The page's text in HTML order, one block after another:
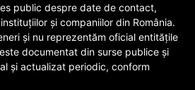
public despre date de contact,
și companiilor din România.
și nu reprezentăm oficial entitățile
documentat din surse publice și
și actualizat periodic, conform